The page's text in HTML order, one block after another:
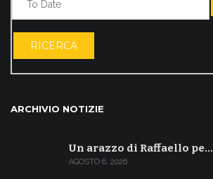
RICERCA
ARCHIVIO NOTIZIE
Un arazzo di Raffaello pe…
AGOSTO 6, 2026